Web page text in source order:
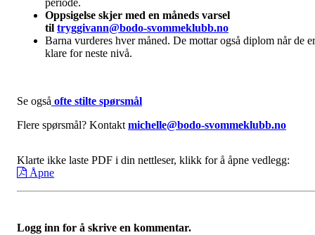
Oppsigelse skjer med en måneds varsel
til tryggivann@bodo-svommeklubb.no
Barna vurderes hver måned. De mottar også diplom når de er
klare for neste nivå.
Se også ofte stilte spørsmål
Flere spørsmål? Kontakt michelle@bodo-svommeklubb.no
Klarte ikke laste PDF i din nettleser, klikk for å åpne vedlegg:
Åpne
Logg inn for å skrive en kommentar.